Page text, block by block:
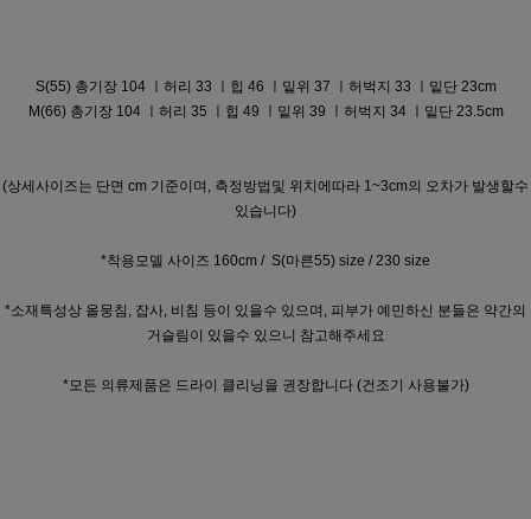
S(55) 총기장 104 ㅣ허리 33 ㅣ힙 46 ㅣ밑위 37 ㅣ허벅지 33 ㅣ밑단 23cm
M(66) 총기장 104 ㅣ허리 35 ㅣ힙 49 ㅣ밑위 39 ㅣ허벅지 34 ㅣ밑단 23.5cm
(상세사이즈는 단면 cm 기준이며, 측정방법및 위치에따라 1~3cm의 오차가 발생할수
있습니다)
*착용모델 사이즈 160cm / S(마른55) size / 230 size
*소재특성상 올뭉침, 잡사, 비침 등이 있을수 있으며, 피부가 예민하신 분들은 약간의
거슬림이 있을수 있으니 참고해주세요
*모든 의류제품은 드라이 클리닝을 권장합니다 (건조기 사용불가)